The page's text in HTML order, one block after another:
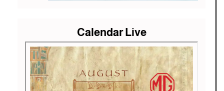
Calendar Live